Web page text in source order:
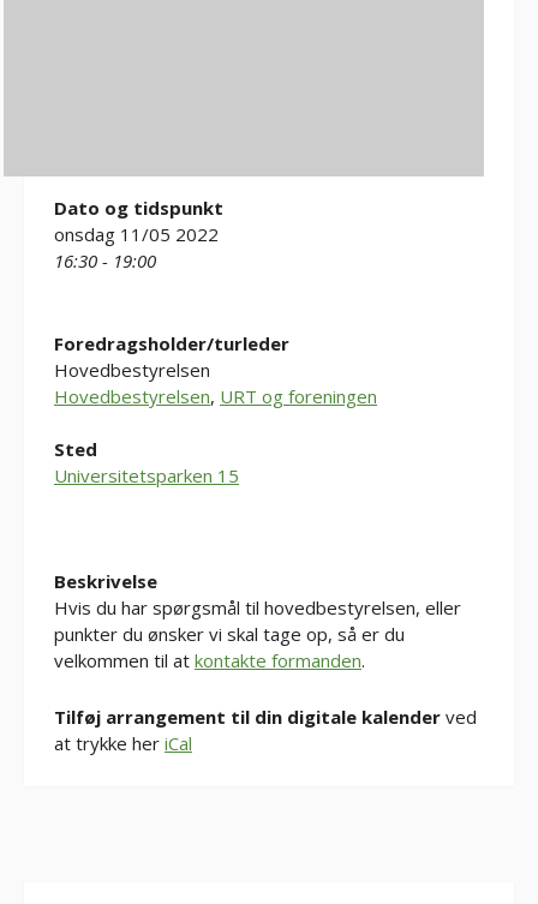
Dato og tidspunkt
onsdag 11/05 2022
16:30 - 19:00
Foredragsholder/turleder
Hovedbestyrelsen
Hovedbestyrelsen, URT og foreningen
Sted
Universitetsparken 15
Beskrivelse
Hvis du har spørgsmål til hovedbestyrelsen, eller
punkter du ønsker vi skal tage op, så er du
velkommen til at kontakte formanden.
Tilføj arrangement til din digitale kalender ved
at trykke her iCal